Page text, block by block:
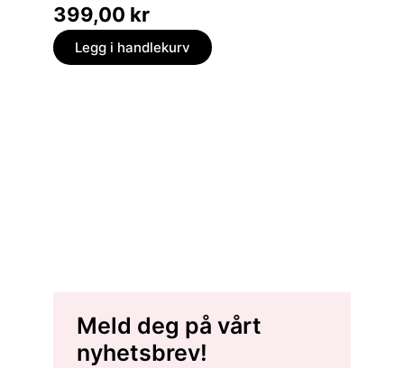
399,00 kr
Legg i handlekurv
Meld deg på vårt
nyhetsbrev!